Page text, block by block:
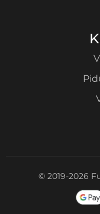
© 2019-2026